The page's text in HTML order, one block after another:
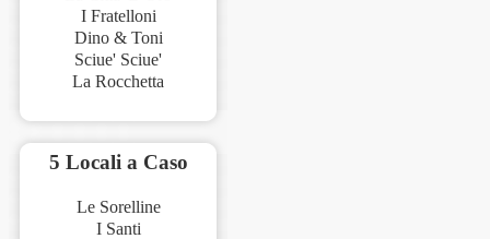
I Fratelloni
Dino & Toni
Sciue' Sciue'
La Rocchetta
5 Locali a Caso
Le Sorelline
I Santi